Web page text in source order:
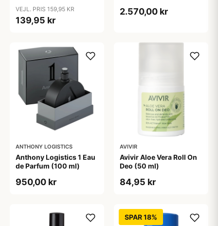
VEJL. PRIS 159,95 KR
139,95 kr
2.570,00 kr
ANTHONY LOGISTICS
Anthony Logistics 1 Eau
de Parfum (100 ml)
950,00 kr
AVIVIR
Avivir Aloe Vera Roll On
Deo (50 ml)
84,95 kr
SPAR 18%